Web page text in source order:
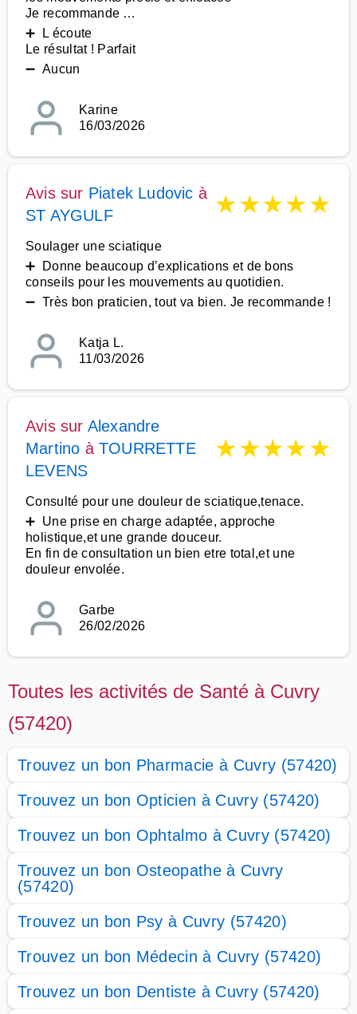
Je recommande …
➕ L écoute
Le résultat ! Parfait
➖ Aucun
Karine
16/03/2026
Avis sur Piatek Ludovic à
ST AYGULF
★★★★★
Soulager une sciatique
➕ Donne beaucoup d’explications et de bons
conseils pour les mouvements au quotidien.
➖ Très bon praticien, tout va bien. Je recommande !
Katja L.
11/03/2026
Avis sur Alexandre
Martino àTOURRETTE
LEVENS
★★★★★
Consulté pour une douleur de sciatique,tenace.
➕ Une prise en charge adaptée, approche
holistique,et une grande douceur.
En fin de consultation un bien etre total,et une
douleur envolée.
Garbe
26/02/2026
Toutes les activités de Santé à Cuvry
(57420)
Trouvez un bon Pharmacie à Cuvry (57420)
Trouvez un bon Opticien à Cuvry (57420)
Trouvez un bon Ophtalmo à Cuvry (57420)
Trouvez un bon Osteopathe à Cuvry
(57420)
Trouvez un bon Psy à Cuvry (57420)
Trouvez un bon Médecin à Cuvry (57420)
Trouvez un bon Dentiste à Cuvry (57420)